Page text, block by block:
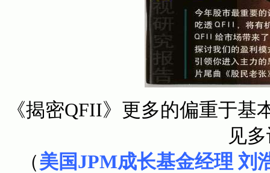
《揭密QFII》更多的偏重于
见
（美国JPM成长基金经理 刘